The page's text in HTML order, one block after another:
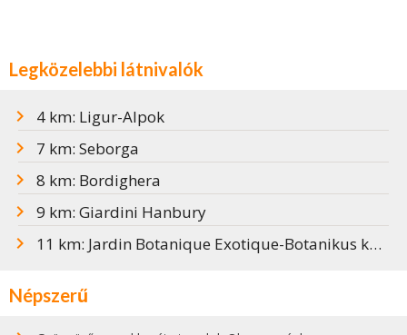
Legközelebbi látnivalók
4 km: Ligur-Alpok
7 km: Seborga
8 km: Bordighera
9 km: Giardini Hanbury
11 km: Jardin Botanique Exotique-Botanikus kert Mentonban
Népszerű